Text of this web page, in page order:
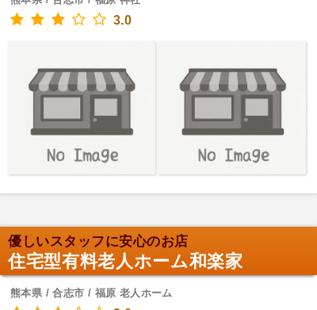
3.0
優しいスタッフに安心のお店
住宅型有料老人ホーム和楽家
熊本県 / 合志市 / 福原 老人ホーム